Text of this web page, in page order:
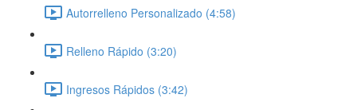
Autorrelleno Personalizado (4:58)
Relleno Rápido (3:20)
Ingresos Rápidos (3:42)